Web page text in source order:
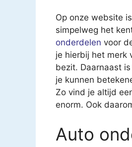
Op onze website
simpelweg het
onderdelen voor
je hierbij het merk
bezit. Daarnaast
je kunnen
Zo vind je altijd
enorm. Ook
Auto